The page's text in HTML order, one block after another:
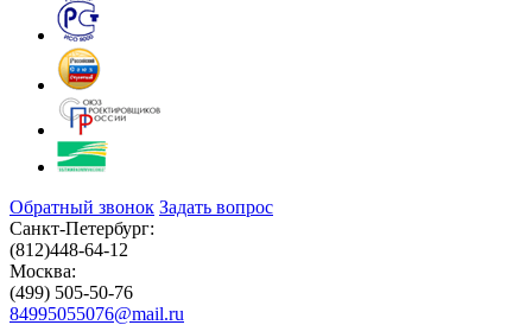
Обратный звонок Задать вопрос
Санкт-Петербург:
(812)448-64-12
Москва:
(499) 505-50-76
84995055076@mail.ru